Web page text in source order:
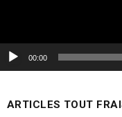
00:00
ARTICLES TOUT